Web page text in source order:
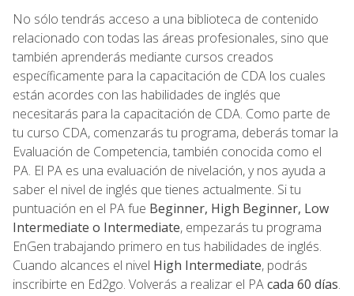
No sólo tendrás acceso a una biblioteca de contenido
relacionado con todas las áreas profesionales, sino que
también aprenderás mediante cursos creados
específicamente para la capacitación de CDA los cuales
están acordes con las habilidades de inglés que
necesitarás para la capacitación de CDA. Como parte de
tu curso CDA, comenzarás tu programa, deberás tomar la
Evaluación de Competencia, también conocida como el
PA. El PA es una evaluación de nivelación, y nos ayuda a
saber el nivel de inglés que tienes actualmente. Si tu
puntuación en el PA fue Beginner, High Beginner, Low
Intermediate o Intermediate, empezarás tu programa
EnGen trabajando primero en tus habilidades de inglés.
Cuando alcances el nivel High Intermediate, podrás
inscribirte en Ed2go. Volverás a realizar el PAcada 60 días.